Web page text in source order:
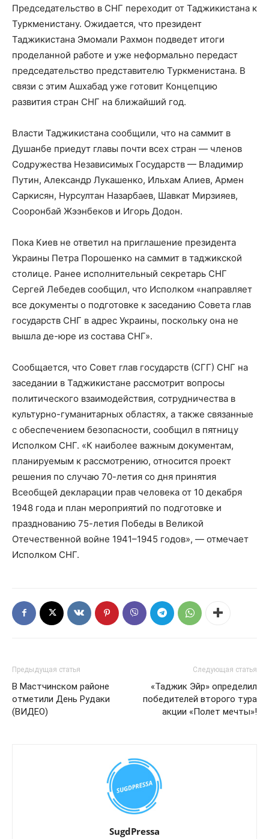
Председательство в СНГ переходит от Таджикистана к
Туркменистану. Ожидается, что президент
Таджикистана Эмомали Рахмон подведет итоги
проделанной работе и уже неформально передаст
председательство представителю Туркменистана. В
связи с этим Ашхабад уже готовит Концепцию
развития стран СНГ на ближайший год.
Власти Таджикистана сообщили, что на саммит в
Душанбе приедут главы почти всех стран — членов
Содружества Независимых Государств — Владимир
Путин, Александр Лукашенко, Ильхам Алиев, Армен
Саркисян, Нурсултан Назарбаев, Шавкат Мирзияев,
Сооронбай Жээнбеков и Игорь Додон.
Пока Киев не ответил на приглашение президента
Украины Петра Порошенко на саммит в таджикской
столице. Ранее исполнительный секретарь СНГ
Сергей Лебедев сообщил, что Исполком «направляет
все документы о подготовке к заседанию Совета глав
государств СНГ в адрес Украины, поскольку она не
вышла де-юре из состава СНГ».
​Сообщается, что Совет глав государств (СГГ) СНГ на
заседании в Таджикистане рассмотрит вопросы
политического взаимодействия, сотрудничества в
культурно-гуманитарных областях, а также связанные
с обеспечением безопасности, сообщил в пятницу
Исполком СНГ. «К наиболее важным документам,
планируемым к рассмотрению, относится проект
решения по случаю 70-летия со дня принятия
Всеобщей декларации прав человека от 10 декабря
1948 года и план мероприятий по подготовке и
празднованию 75-летия Победы в Великой
Отечественной войне 1941–1945 годов», — отмечает
Исполком СНГ.
Предыдущая статья
В Мастчинском районе
отметили День Рудаки
(ВИДЕО)
Следующая статья
«Таджик Эйр» определил
победителей второго тура
акции «Полет мечты»!
SugdPressa